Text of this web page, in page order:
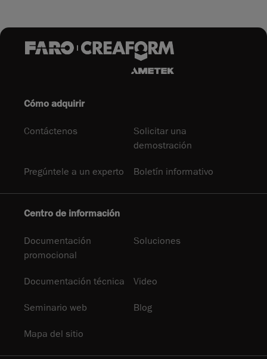
Cómo adquirir
Contáctenos
Solicitar una
demostración
Pregúntele a un experto Boletín informativo
Centro de información
Documentación
promocional
Soluciones
Documentación técnica Video
Seminario web Blog
Mapa del sitio